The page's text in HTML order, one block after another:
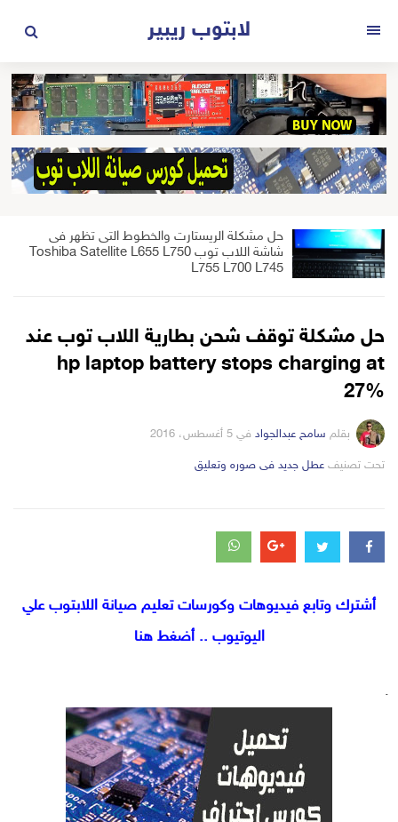
المحتوى
لابتوب ريبير
حل مشكلة الريستارت والخطوط التى تظهر فى
شاشة اللاب توب Toshiba Satellite L655 L750
L755 L700 L745
حل مشكلة توقف شحن بطارية اللاب توب عند
hp laptop battery stops charging at
27%
بقلم سامح عبدالجواد في 5 أغسطس، 2016
تحت تصنيف التصانيف
عطل جديد فى صوره وتعليق
أشترك وتابع فيديوهات وكورسات تعليم صيانة اللابتوب علي
اليوتيوب .. أضغط هنا
.